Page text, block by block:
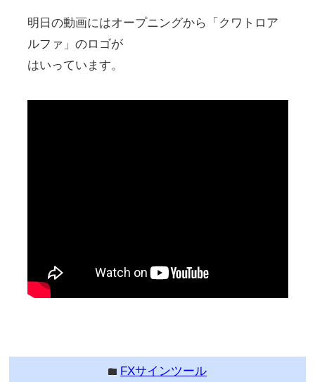
明日の動画にはオープニングから「クワトロア
ルファ」のロゴが
はいっています。
folder FXサインツール